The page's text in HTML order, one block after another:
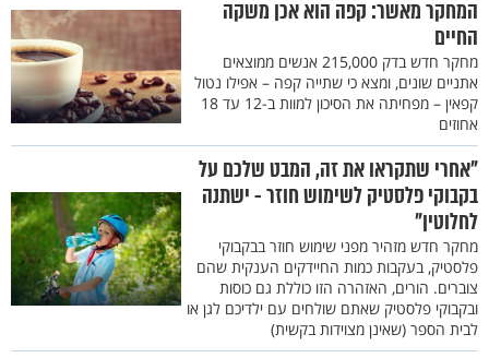
המחקר מאשר: קפה הוא אכן משקה
החיים
מחקר חדש בדק 215,000 אנשים ממוצאים
אתניים שונים, ומצא כי שתייה קפה – אפילו נטול
קפאין – מפחיתה את הסיכון למוות ב-12 עד 18
אחוזים
"אחרי שתקראו את זה, המבט שלכם על
בקבוקי פלסטיק לשימוש חוזר - ישתנה
לחלוטין"
מחקר חדש מזהיר מפני שימוש חוזר בבקבוקי
פלסטיק, בעקבות כמות החיידקים הענקית שהם
צוברים. הורים, האזהרה הזו כוללת גם כוסות
ובקבוקי פלסטיק שאתם שולחים עם ילדיכם לגן או
לבית הספר (שאינן מצוידות בקשית)